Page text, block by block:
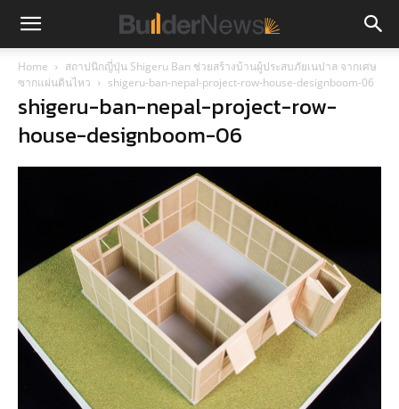
Home
สถาปนิกญี่ปุ่น Shigeru Ban ช่วยสร้างบ้านผู้ประสบภัยเนปาล จากเศษ
ซากแผ่นดินไหว
shigeru-ban-nepal-project-row-house-designboom-06
shigeru-ban-nepal-project-row-
house-designboom-06